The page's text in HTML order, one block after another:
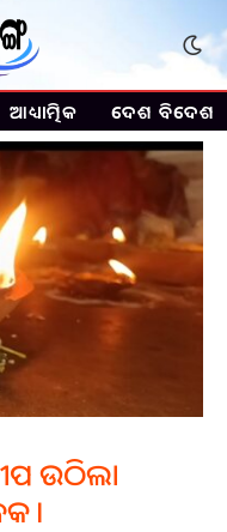
ଆଧ୍ୟାତ୍ମିକ ଦେଶ ବିଦେଶ
ଉଠିଲା
।